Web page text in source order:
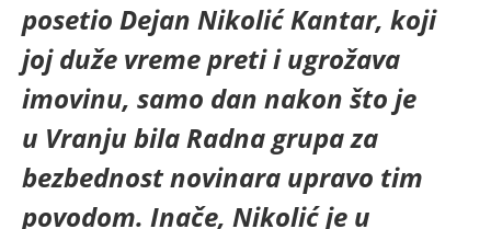
posetio Dejan Nikolić Kantar, koji
joj duže vreme preti i ugrožava
imovinu, samo dan nakon što je
u Vranju bila Radna grupa za
bezbednost novinara upravo tim
povodom. Inače, Nikolić je u